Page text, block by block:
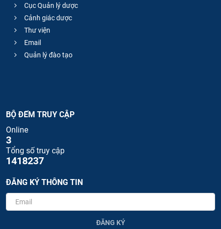
Cục Quản lý dược
Cảnh giác dược
Thư viện
Email
Quản lý đào tạo
BỘ ĐẾM TRUY CẬP
Online
3
Tổng số truy cập
1418237
ĐĂNG KÝ THÔNG TIN
ĐĂNG KÝ